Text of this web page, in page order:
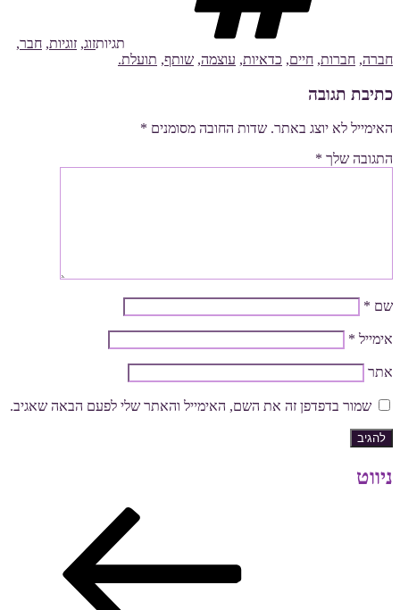
תגיותזוג, זוגיות, חבר,
חברה, חברות, חיים, כדאיות, עוצמה, שותף, תועלת.
כתיבת תגובה
האימייל לא יוצג באתר. שדות החובה מסומנים *
התגובה שלך *
שם *
אימייל *
אתר
שמור בדפדפן זה את השם, האימייל והאתר שלי לפעם הבאה שאגיב.
ניווט